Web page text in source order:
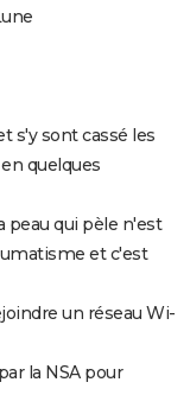
s'y sont cassé les
quelques
peau qui pèle n'est
et c'est
un réseau Wi-
la NSA pour